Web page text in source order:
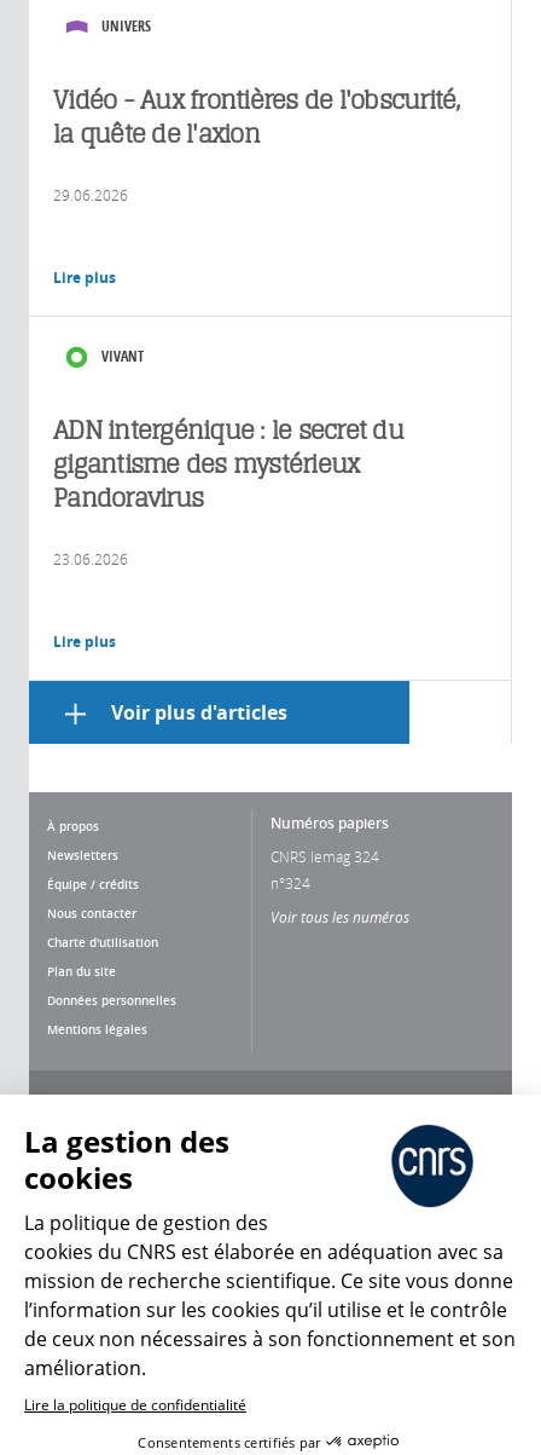
UNIVERS
Vidéo - Aux frontières de l'obscurité,
la quête de l'axion
29.06.2026
Lire plus
VIVANT
ADN intergénique : le secret du
gigantisme des mystérieux
Pandoravirus
23.06.2026
Lire plus
Voir plus d'articles
À propos
Newsletters
Équipe / crédits
Nous contacter
Charte d'utilisation
Plan du site
Données personnelles
Mentions légales
Numéros papiers
CNRS lemag 324
n°324
Voir tous les numéros
CNRS Le Mag
© 2026, CNRS
Créer un compte Se connecter
Gestion des cookies
La gestion des
cookies
La politique de gestion des
cookies du CNRS est élaborée en adéquation avec sa
mission de recherche scientifique. Ce site vous donne
l’information sur les cookies qu’il utilise et le contrôle
de ceux non nécessaires à son fonctionnement et son
amélioration.
Lire la politique de confidentialité
Consentements certifiés par